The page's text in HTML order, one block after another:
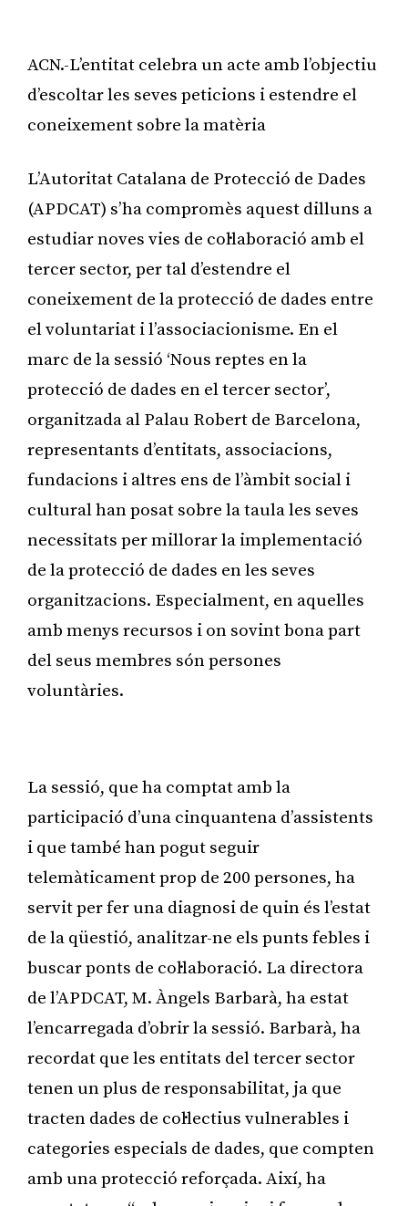
ACN.-L’entitat celebra un acte amb l’objectiu
d’escoltar les seves peticions i estendre el
coneixement sobre la matèria
L’Autoritat Catalana de Protecció de Dades
(APDCAT) s’ha compromès aquest dilluns a
estudiar noves vies de col·laboració amb el
tercer sector, per tal d’estendre el
coneixement de la protecció de dades entre
el voluntariat i l’associacionisme. En el
marc de la sessió ‘Nous reptes en la
protecció de dades en el tercer sector’,
organitzada al Palau Robert de Barcelona,
representants d’entitats, associacions,
fundacions i altres ens de l’àmbit social i
cultural han posat sobre la taula les seves
necessitats per millorar la implementació
de la protecció de dades en les seves
organitzacions. Especialment, en aquelles
amb menys recursos i on sovint bona part
del seus membres són persones
voluntàries.
La sessió, que ha comptat amb la
participació d’una cinquantena d’assistents
i que també han pogut seguir
telemàticament prop de 200 persones, ha
servit per fer una diagnosi de quin és l’estat
de la qüestió, analitzar-ne els punts febles i
buscar ponts de col·laboració. La directora
de l’APDCAT, M. Àngels Barbarà, ha estat
l’encarregada d’obrir la sessió. Barbarà, ha
recordat que les entitats del tercer sector
tenen un plus de responsabilitat, ja que
tracten dades de col·lectius vulnerables i
categories especials de dades, que compten
amb una protecció reforçada. Així, ha